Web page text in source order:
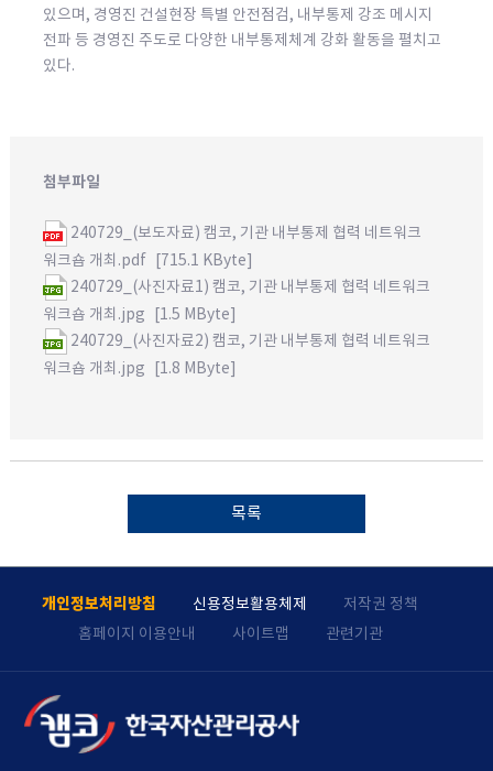
있으며, 경영진 건설현장 특별 안전점검, 내부통제 강조 메시지
전파 등 경영진 주도로 다양한 내부통제체계 강화 활동을 펼치고
있다.
첨부파일
240729_(보도자료) 캠코, 기관 내부통제 협력 네트워크
워크숍 개최.pdf [715.1 KByte]
240729_(사진자료1) 캠코, 기관 내부통제 협력 네트워크
워크숍 개최.jpg [1.5 MByte]
240729_(사진자료2) 캠코, 기관 내부통제 협력 네트워크
워크숍 개최.jpg [1.8 MByte]
목록
개인정보처리방침 신용정보활용체제
저작권 정책
홈페이지 이용안내
사이트맵 관련기관